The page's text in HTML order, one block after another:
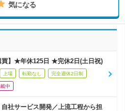
気になる
買】★年休125日 ★完休2日(土日祝)
上場 転勤なし 完全週休2日制
中
自社サービス開発／上流工程から担